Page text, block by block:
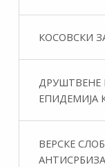
КОСОВСКИ
ДРУШТВЕНЕ
ЕПИДЕМИЈА
ВЕРСКЕ